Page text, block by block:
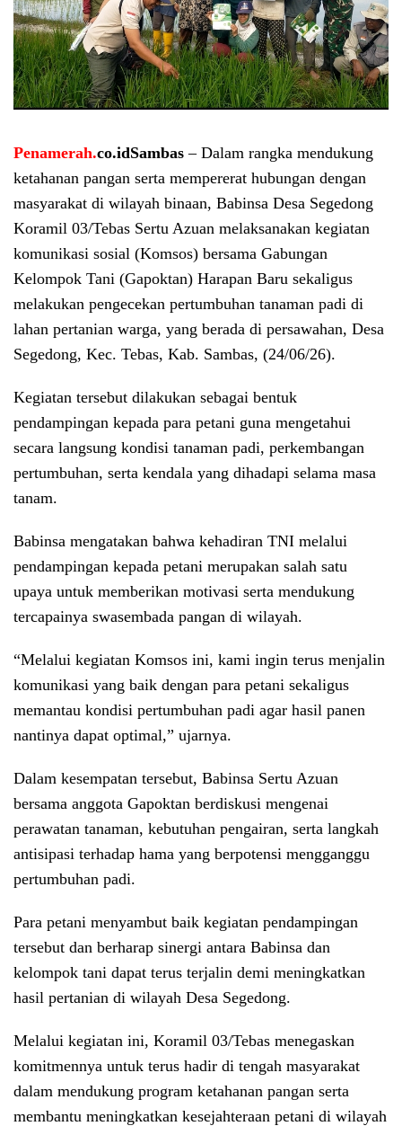
Penamerah.co.idSambas – Dalam rangka mendukung
ketahanan pangan serta mempererat hubungan dengan
masyarakat di wilayah binaan, Babinsa Desa Segedong
Koramil 03/Tebas Sertu Azuan melaksanakan kegiatan
komunikasi sosial (Komsos) bersama Gabungan
Kelompok Tani (Gapoktan) Harapan Baru sekaligus
melakukan pengecekan pertumbuhan tanaman padi di
lahan pertanian warga, yang berada di persawahan, Desa
Segedong, Kec. Tebas, Kab. Sambas, (24/06/26).
Kegiatan tersebut dilakukan sebagai bentuk
pendampingan kepada para petani guna mengetahui
secara langsung kondisi tanaman padi, perkembangan
pertumbuhan, serta kendala yang dihadapi selama masa
tanam.
Babinsa mengatakan bahwa kehadiran TNI melalui
pendampingan kepada petani merupakan salah satu
upaya untuk memberikan motivasi serta mendukung
tercapainya swasembada pangan di wilayah.
“Melalui kegiatan Komsos ini, kami ingin terus menjalin
komunikasi yang baik dengan para petani sekaligus
memantau kondisi pertumbuhan padi agar hasil panen
nantinya dapat optimal,” ujarnya.
Dalam kesempatan tersebut, Babinsa Sertu Azuan
bersama anggota Gapoktan berdiskusi mengenai
perawatan tanaman, kebutuhan pengairan, serta langkah
antisipasi terhadap hama yang berpotensi mengganggu
pertumbuhan padi.
Para petani menyambut baik kegiatan pendampingan
tersebut dan berharap sinergi antara Babinsa dan
kelompok tani dapat terus terjalin demi meningkatkan
hasil pertanian di wilayah Desa Segedong.
Melalui kegiatan ini, Koramil 03/Tebas menegaskan
komitmennya untuk terus hadir di tengah masyarakat
dalam mendukung program ketahanan pangan serta
membantu meningkatkan kesejahteraan petani di wilayah